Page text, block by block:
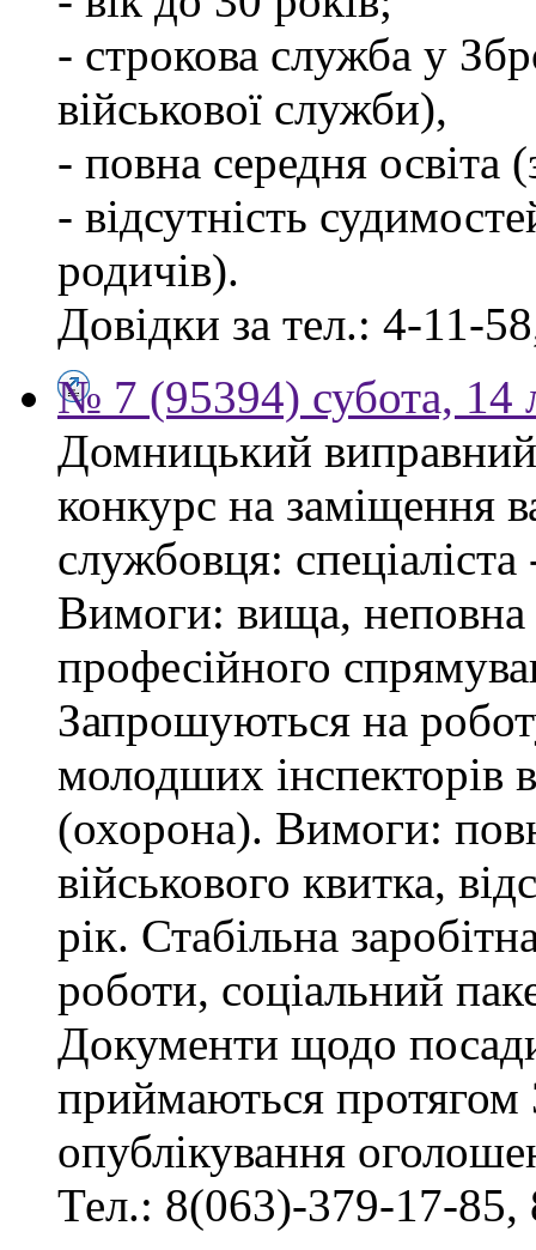
- строкова служба у
військової служби),
- повна середня
- відсутність
родичів).
Довідки за тел.: 4-11-
№ 7 (95394) субота, 14
Домницький
конкурс на заміщення
службовця: спеціаліста
Вимоги: вища, неповна
професійного
Запрошуються на
молодших інспекторів
(охорона). Вимоги:
військового квитка,
рік. Стабільна
роботи, соціальний
Документи щодо посади
приймаються протягом
опублікування
Тел.: 8(063)-379-17-